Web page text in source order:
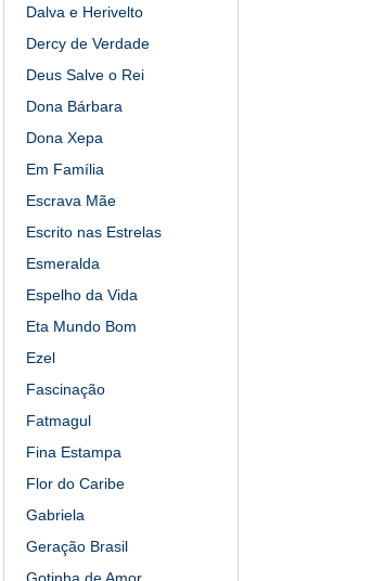
Dalva e Herivelto
Dercy de Verdade
Deus Salve o Rei
Dona Bárbara
Dona Xepa
Em Família
Escrava Mãe
Escrito nas Estrelas
Esmeralda
Espelho da Vida
Eta Mundo Bom
Ezel
Fascinação
Fatmagul
Fina Estampa
Flor do Caribe
Gabriela
Geração Brasil